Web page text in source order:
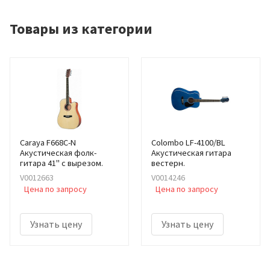
Товары из категории
Caraya F668C-N
Акустическая фолк-
гитара 41" с вырезом.
V0012663
Цена по запросу
Узнать цену
Colombo LF-4100/BL
Акустическая гитара
вестерн.
V0014246
Цена по запросу
Узнать цену